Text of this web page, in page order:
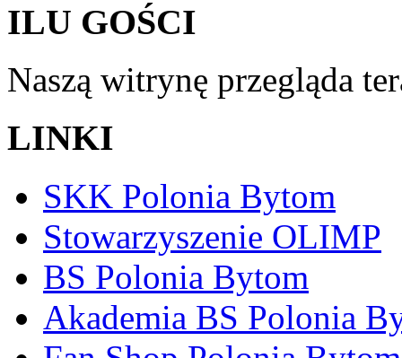
ILU GOŚCI
Naszą witrynę przegląda
LINKI
SKK Polonia Bytom
Stowarzyszenie OLIMP
BS Polonia Bytom
Akademia BS Polonia